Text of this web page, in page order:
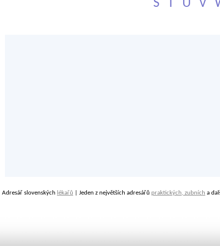
Š
T U V
Adresář slovenských lékařů | Jeden z největších adresářů praktických, zubních a